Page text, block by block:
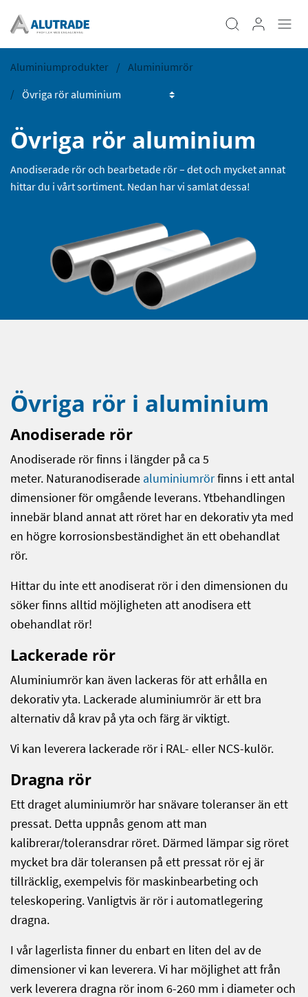
Aluminiumprodukter Aluminiumrör
Övriga rör aluminium
Anodiserade rör och bearbetade rör – det och mycket annat
hittar du i vårt sortiment. Nedan har vi samlat dessa!
Övriga rör i aluminium
Anodiserade rör
Anodiserade rör finns i längder på ca 5
meter. Naturanodiserade aluminiumrörfinns i ett antal
dimensioner för omgående leverans. Ytbehandlingen
innebär bland annat att röret har en dekorativ yta med
en högre korrosionsbeständighet än ett obehandlat
rör.
Hittar du inte ett anodiserat rör i den dimensionen du
söker finns alltid möjligheten att anodisera ett
obehandlat rör!
Lackerade rör
Aluminiumrör kan även lackeras för att erhålla en
dekorativ yta. Lackerade aluminiumrör är ett bra
alternativ då krav på yta och färg är viktigt.
Vi kan leverera lackerade rör i RAL- eller NCS-kulör.
Dragna rör
Ett draget aluminiumrör har snävare toleranser än ett
pressat. Detta uppnås genom att man
kalibrerar/toleransdrar röret. Därmed lämpar sig röret
mycket bra där toleransen på ett pressat rör ej är
tillräcklig, exempelvis för maskinbearbeting och
teleskopering. Vanligtvis är rör i automatlegering
dragna.
I vår lagerlista finner du enbart en liten del av de
dimensioner vi kan leverera. Vi har möjlighet att från
verk leverera dragna rör inom 6-260 mm i diameter och